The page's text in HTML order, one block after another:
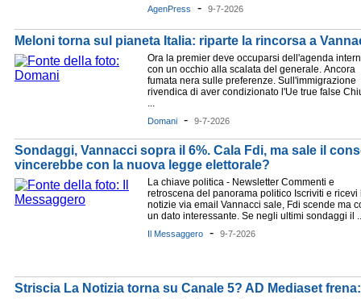
AgenPress - 9-7-2026
Meloni torna sul pianeta Italia: riparte la rincorsa a
Ora la premier deve occuparsi dell'agenda
con un occhio alla scalata del generale. Ancora
fumata nera sulle preferenze. Sull'immigrazione
rivendica di aver condizionato l'Ue true false
...
Domani - 9-7-2026
Sondaggi, Vannacci sopra il 6%. Cala Fdi, ma sale il
vincerebbe con la nuova legge elettorale?
La chiave politica - Newsletter Commenti e
retroscena del panorama politico Iscriviti e ricevi
notizie via email Vannacci sale, Fdi scende ma
un dato interessante. Se negli ultimi sondaggi il
Il Messaggero - 9-7-2026
Striscia La Notizia torna su Canale 5? AD Mediaset